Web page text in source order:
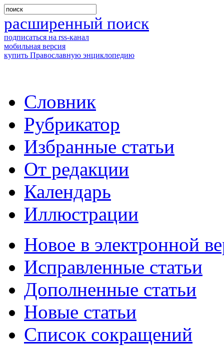
расширенный поиск
подписаться на rss-канал
мобильная версия
купить Православную энциклопедию
Словник
Рубрикатор
Избранные статьи
От редакции
Календарь
Иллюстрации
Новое в электронной
Исправленные статьи
Дополненные статьи
Новые статьи
Список сокращений